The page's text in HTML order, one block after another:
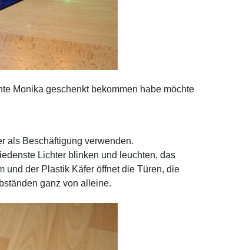
Monika geschenkt bekommen habe möchte
als Beschäftigung verwenden.
Lichter blinken und leuchten, das
und der Plastik Käfer öffnet die Türen, die
ganz von alleine.